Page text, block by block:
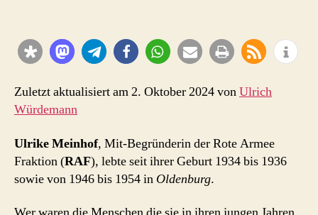
Zuletzt aktualisiert am 2. Oktober 2024 vonUlrich
Würdemann
Ulrike Meinhof, Mit-Begründerin der Rote Armee
Fraktion (RAF), lebte seit ihrer Geburt 1934 bis 1936
sowie von 1946 bis 1954 in Oldenburg.